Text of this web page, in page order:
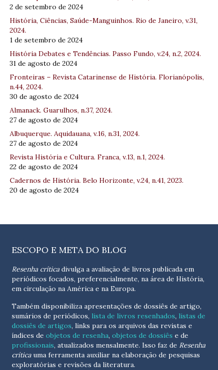
2 de setembro de 2024
História, Ciências, Saúde-Manguinhos. Rio de Janeiro, v.31,
2024.
1 de setembro de 2024
História Debates e Tendências. Passo Fundo, v.24, n.2, 2024.
31 de agosto de 2024
Fronteiras – Revista Catarinense de História. Florianópolis,
n.44, 2024.
30 de agosto de 2024
Almanack. Guarulhos, n.37, 2024.
27 de agosto de 2024
Albuquerque. Aquidauana, v.16, n.31, 2024.
27 de agosto de 2024
Revista História e Cultura. Franca, v.13, n.1, 2024.
22 de agosto de 2024
Cadernos de História. Belo Horizonte, v.24, n.41, 2023.
20 de agosto de 2024
ESCOPO E META DO BLOG
Resenha críticadivulga a avaliação de livros publicada em
periódicos focados, preferencialmente, na área de História,
em circulação na América e na Europa.
Também disponibiliza apresentações de dossiês de artigo,
sumários de periódicos, lista de livros resenhados, listas de
dossiês de artigos, links para os arquivos das revistas e
índices de objetos de resenha, objetos de dossiês e de
profissionais, atualizados mensalmente. Isso faz de Resenha
críticauma ferramenta auxiliar na elaboração de pesquisas
exploratórias e revisões da literatura.